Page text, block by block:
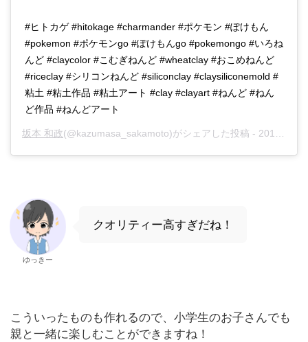
#ヒトカゲ #hitokage #charmander #ポケモン #ぽけもん
#pokemon #ポケモンgo #ぽけもんgo #pokemongo #いろね
んど #claycolor #こむぎねんど #wheatclay #おこめねんど
#riceclay #シリコンねんど #siliconclay #claysiliconemold #
粘土 #粘土作品 #粘土アート #clay #clayart #ねんど #ねん
ど作品 #ねんどアート
坂本 和政(@kazumasa_sakamoto)がシェアした投稿 - 2019年10月月13日午後9時30分PDT
ゆっきー
クオリティー高すぎだね！
こういったものも作れるので、小学生のお子さんでも
親と一緒に楽しむことができますね！